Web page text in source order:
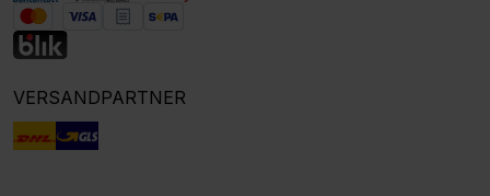
VERSANDPARTNER